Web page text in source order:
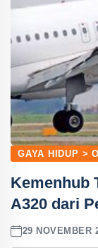
GAYA HIDUP >
Kemenhub
A320 dari
29 NOVEMBER